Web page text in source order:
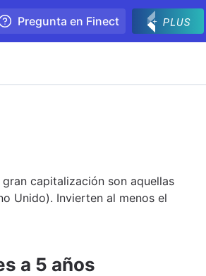
Pregunta en Finect
capitalización son aquellas
Unido). Invierten al menos el
a 5 años